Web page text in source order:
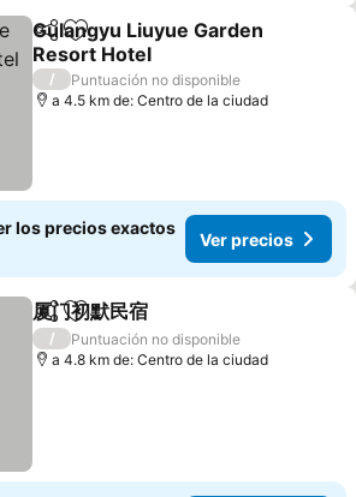
CompartirAgregar a favoritos
Gulangyu Liuyue Garden
Resort Hotel
Ver precios
/
Puntuación no disponible
a 4.5 km de: Centro de la ciudad
los precios exactos
Ver precios
CompartirAgregar a favoritos
厦门初默民宿
/
Puntuación no disponible
a 4.8 km de: Centro de la ciudad